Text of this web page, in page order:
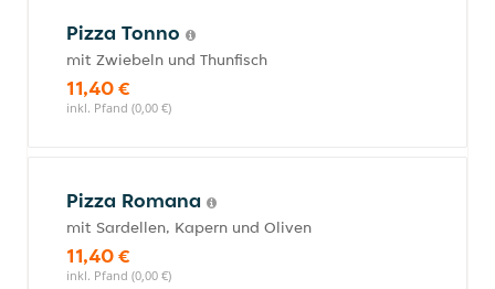
Pizza Tonno
mit Zwiebeln und Thunfisch
11,40 €
inkl. Pfand (0,00 €)
Pizza Romana
mit Sardellen, Kapern und Oliven
11,40 €
inkl. Pfand (0,00 €)